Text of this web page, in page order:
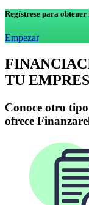
Regístrese para
Empezar
TU
Conoce otro
ofrece